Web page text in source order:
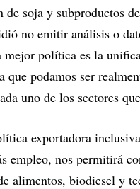
de soja y subproductos
no emitir análisis o
mejor política es la
que podamos ser
uno de los sectores
exportadora
empleo, nos permitirá
alimentos, biodiesel y